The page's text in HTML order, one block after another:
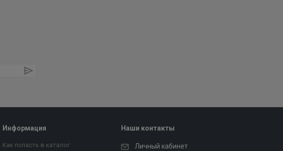
Информация
Как попасть в каталог
Наши контакты
Личный кабинет